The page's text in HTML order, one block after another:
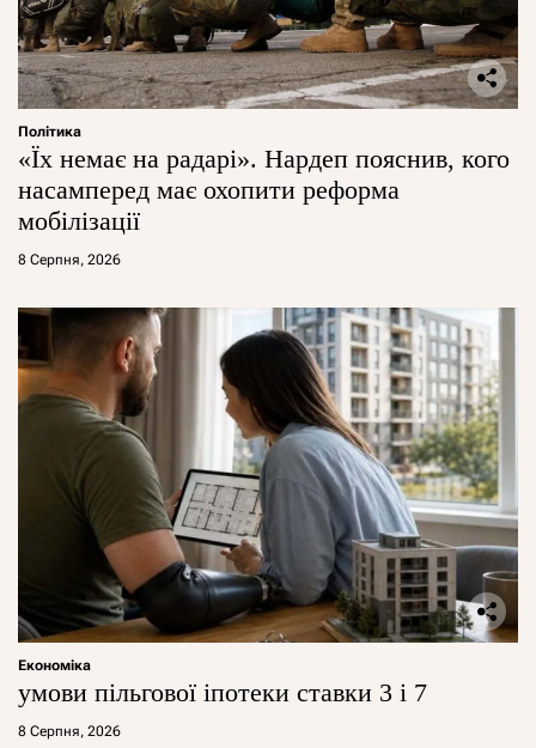
Політика
«Їх немає на радарі». Нардеп пояснив, кого
насамперед має охопити реформа
мобілізації
8 Серпня, 2026
Економіка
умови пільгової іпотеки ставки 3 і 7
8 Серпня, 2026